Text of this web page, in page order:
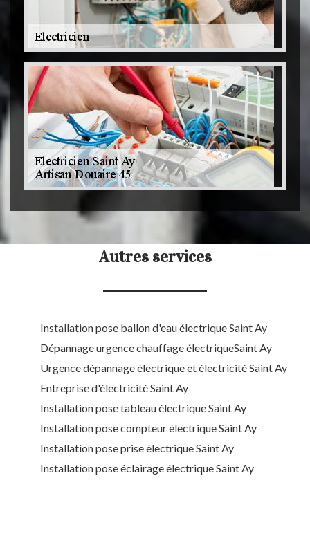
Autres services
Installation pose ballon d'eau électrique Saint Ay
Dépannage urgence chauffage électriqueSaint Ay
Urgence dépannage électrique et électricité Saint Ay
Entreprise d'électricité Saint Ay
Installation pose tableau électrique Saint Ay
Installation pose compteur électrique Saint Ay
Installation pose prise électrique Saint Ay
Installation pose éclairage électrique Saint Ay